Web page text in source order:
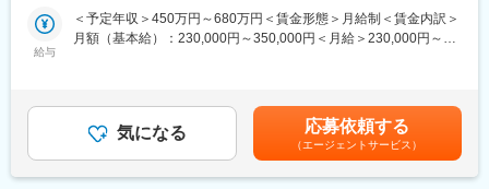
■当社の特徴：
心臓循環器分野のカテーテルを中心に脳外科・消化器・泌尿器な
他社にはない技術であることから、全国の医療機関からの受注が
増加しています。
更に、ニプロ株式会社が親会社ということもあり、海外でユニー
クなアイディアと技術を有するベンチャーメーカーを積極的に買
・海外仕入先への見積依頼・価格交渉、決定までの業務
・海外の取引先とコミュニケーションを図り、 製品及び部品の価
＜サブ業務＞
・海外子会社(フィリピン)の生産に必要な部材、設備、発注部材の
給与
＜予定年収＞450万円～680万円＜賃金形態＞月給制＜賃金内訳＞
月額（基本給）：230,000円～350,000円＜月給＞230,000円～
気になる 応募依頼する
（エージェントサービス）